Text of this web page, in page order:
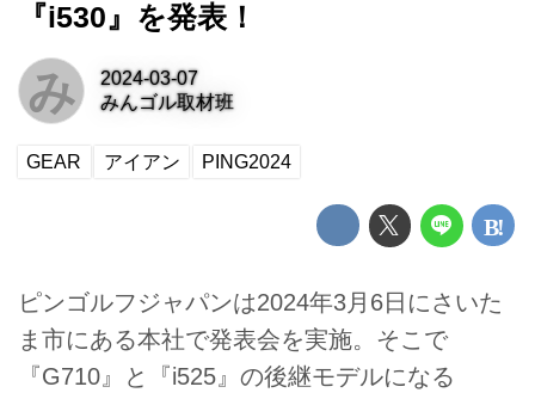
『i530』を発表！
み
2024-03-07
みんゴル取材班
GEAR アイアン PING2024
ピンゴルフジャパンは2024年3月6日にさいた
ま市にある本社で発表会を実施。そこで
『G710』と『i525』の後継モデルになる